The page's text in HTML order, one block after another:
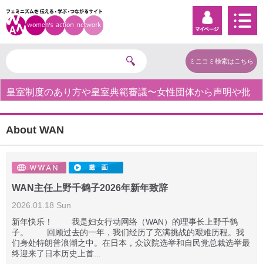
ミニコミ検索はこちら
皇室制度のあり方や皇室典範審議〜女性団体から声明や批
About WAN
WAN主任上野千鹤子2026年新年致辞
2026.01.18 Sun
新年快乐！ 我是妇女行动网络（WAN）的理事长上野千鹤
子。 回顾过去的一年，我们经历了充满挑战的艰难历程。我
们身处特朗普浪潮之中。在日本，众议院选举和自民党总裁选举最
终迎来了日本历史上首...